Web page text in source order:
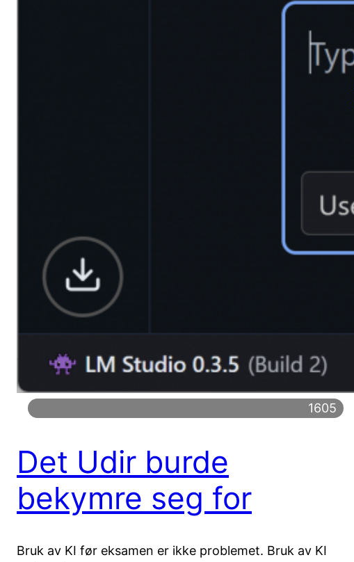
1605
Det Udir burde
bekymre seg for
Bruk av KI før eksamen er ikke problemet. Bruk av KI